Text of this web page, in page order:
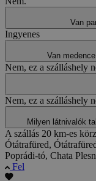
Van
Ingyenes
Van
Nem, ez a szálláshely
Nem, ez a szálláshely
Milyen látnivalók
A szállás 20 km-es
Ótátrafüred,
Poprádi-tó, Chata
Fel